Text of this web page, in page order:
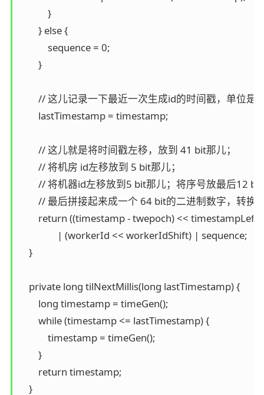
            }
        } else {
            sequence = 0;
        }
// 这儿记录一下最近一次生成id的时间戳，单位是
        lastTimestamp = timestamp;
        // 这儿就是将时间戳左移，放到 41 bit那儿；
        // 将机房 id左移放到 5 bit那儿；
// 将机器id左移放到5 bit那儿；将序号放最后12
// 最后拼接起来成一个 64 bit的二进制数字，转
return ((timestamp - twepoch) <<
                | (workerId << workerIdShift) | sequence;
    }
    private long tilNextMillis(long lastTimestamp) {
        long timestamp = timeGen();
        while (timestamp <= lastTimestamp) {
            timestamp = timeGen();
        }
        return timestamp;
    }